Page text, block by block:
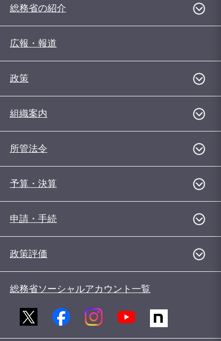
総務省の紹介
広報・報道
政策
組織案内
所管法令
予算・決算
申請・手続
政策評価
総務省ソーシャルアカウント一覧